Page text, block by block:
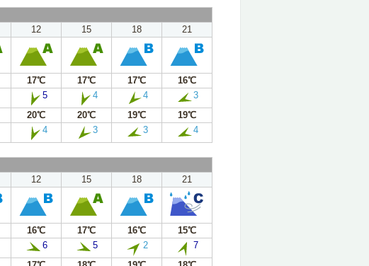
12 15 18 21
17℃ 17℃ 17℃
16℃
5 4 4 3
20℃ 20℃ 19℃
19℃
4 3 3 4
12 15 18 21
16℃ 17℃ 16℃
15℃
6 5 2 7